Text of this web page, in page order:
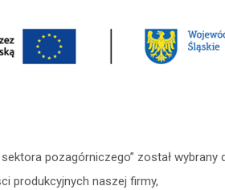
pozagórniczego” został wybrany
produkcyjnych naszej firmy,